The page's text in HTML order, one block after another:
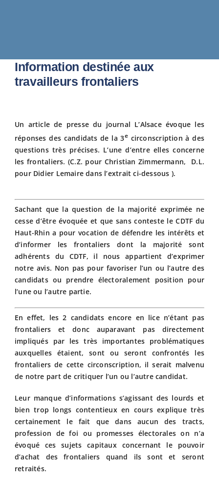
Adhérer
Contact
Information destinée aux
travailleurs frontaliers
Un article de presse du journal L’Alsace évoque les
réponses des candidats de la 3ecirconscription à des
questions très précises. L’une d’entre elles concerne
les frontaliers. (C.Z. pour Christian Zimmermann, D.L.
pour Didier Lemaire dans l’extrait ci-dessous ).
Sachant que la question de la majorité exprimée ne
cesse d’être évoquée et que sans conteste le CDTF du
Haut-Rhin a pour vocation de défendre les intérêts et
d’informer les frontaliers dont la majorité sont
adhérents du CDTF, il nous appartient d’exprimer
notre avis. Non pas pour favoriser l’un ou l’autre des
candidats ou prendre électoralement position pour
l’une ou l’autre partie.
En effet, les 2 candidats encore en lice n’étant pas
frontaliers et donc auparavant pas directement
impliqués par les très importantes problématiques
auxquelles étaient, sont ou seront confrontés les
frontaliers de cette circonscription, il serait malvenu
de notre part de critiquer l’un ou l’autre candidat.
Leur manque d’informations s’agissant des lourds et
bien trop longs contentieux en cours explique très
certainement le fait que dans aucun des tracts,
profession de foi ou promesses électorales on n’a
évoqué ces sujets capitaux concernant le pouvoir
d’achat des frontaliers quand ils sont et seront
retraités.